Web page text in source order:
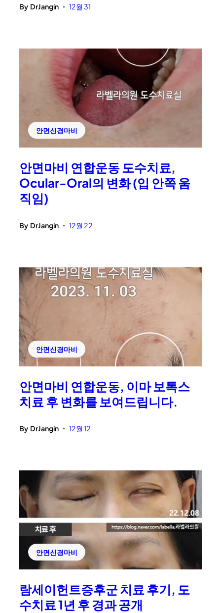
By DrJangin • 12월 31
안면신경마비
안면마비 연합운동 도수치료,
Ocular-Oral의 변화 (입 안쪽 움
직임)
By DrJangin • 12월 22
안면신경마비
안면마비 연합운동, 이마 보톡스
치료 후 변화를 보여드립니다.
By DrJangin • 12월 12
안면신경마비
람세이헌트증후군 치료 후기, 도
수치료 1년 후 경과 공개